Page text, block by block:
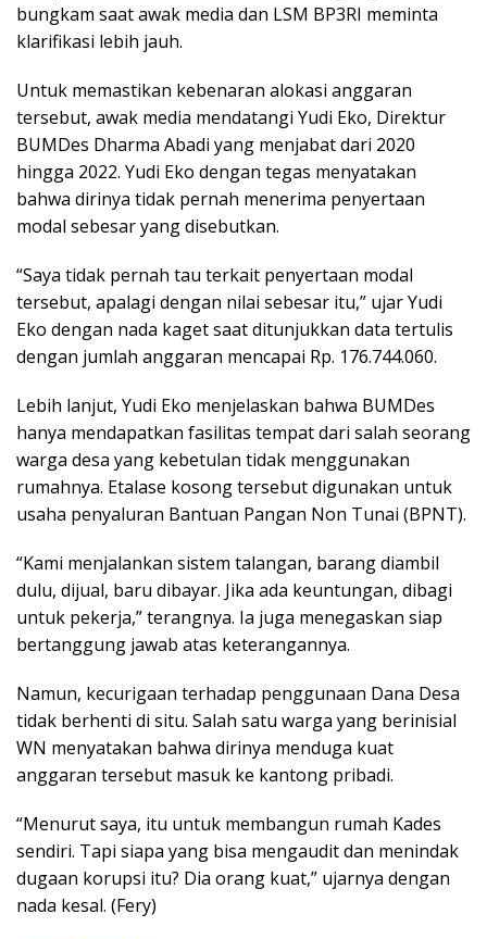
bungkam saat awak media dan LSM BP3RI meminta
klarifikasi lebih jauh.
Untuk memastikan kebenaran alokasi anggaran
tersebut, awak media mendatangi Yudi Eko, Direktur
BUMDes Dharma Abadi yang menjabat dari 2020
hingga 2022. Yudi Eko dengan tegas menyatakan
bahwa dirinya tidak pernah menerima penyertaan
modal sebesar yang disebutkan.
“Saya tidak pernah tau terkait penyertaan modal
tersebut, apalagi dengan nilai sebesar itu,” ujar Yudi
Eko dengan nada kaget saat ditunjukkan data tertulis
dengan jumlah anggaran mencapai Rp. 176.744.060.
Lebih lanjut, Yudi Eko menjelaskan bahwa BUMDes
hanya mendapatkan fasilitas tempat dari salah seorang
warga desa yang kebetulan tidak menggunakan
rumahnya. Etalase kosong tersebut digunakan untuk
usaha penyaluran Bantuan Pangan Non Tunai (BPNT).
“Kami menjalankan sistem talangan, barang diambil
dulu, dijual, baru dibayar. Jika ada keuntungan, dibagi
untuk pekerja,” terangnya. Ia juga menegaskan siap
bertanggung jawab atas keterangannya.
Namun, kecurigaan terhadap penggunaan Dana Desa
tidak berhenti di situ. Salah satu warga yang berinisial
WN menyatakan bahwa dirinya menduga kuat
anggaran tersebut masuk ke kantong pribadi.
“Menurut saya, itu untuk membangun rumah Kades
sendiri. Tapi siapa yang bisa mengaudit dan menindak
dugaan korupsi itu? Dia orang kuat,” ujarnya dengan
nada kesal. (Fery)